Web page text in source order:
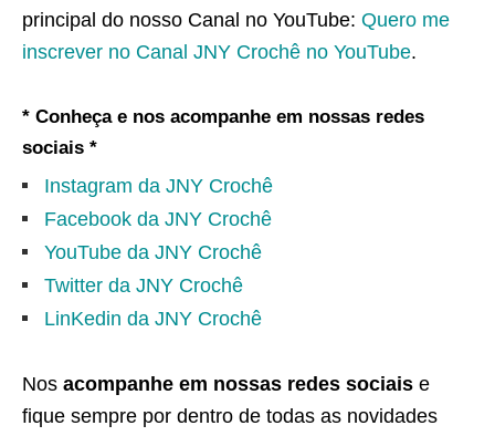
principal do nosso Canal no YouTube: Quero me
inscrever no Canal JNY Crochê no YouTube.
* Conheça e nos acompanhe em nossas redes
sociais *
Instagram da JNY Crochê
Facebook da JNY Crochê
YouTube da JNY Crochê
Twitter da JNY Crochê
LinKedin da JNY Crochê
Nos acompanhe em nossas redes sociais e
fique sempre por dentro de todas as novidades